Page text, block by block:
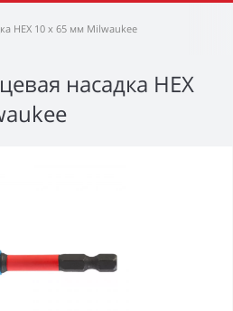
HEX 10 х 65 мм Milwaukee
насадка HEX